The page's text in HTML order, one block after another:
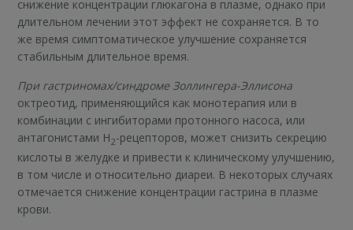
снижение концентрации глюкагона в плазме, однако при
длительном лечении этот эффект не сохраняется. В то
же время симптоматическое улучшение сохраняется
стабильным длительное время.
При гастриномах/синдроме Золлингера-Эллисона
октреотид, применяющийся как монотерапия или в
комбинации с ингибиторами протонного насоса, или
антагонистами Н2-рецепторов, может снизить секрецию
кислоты в желудке и привести к клиническому улучшению,
в том числе и относительно диареи. В некоторых случаях
отмечается снижение концентрации гастрина в плазме
крови.